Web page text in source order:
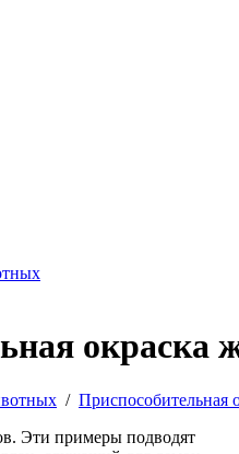
окраска
/ Приспособительная
Эти примеры подводят